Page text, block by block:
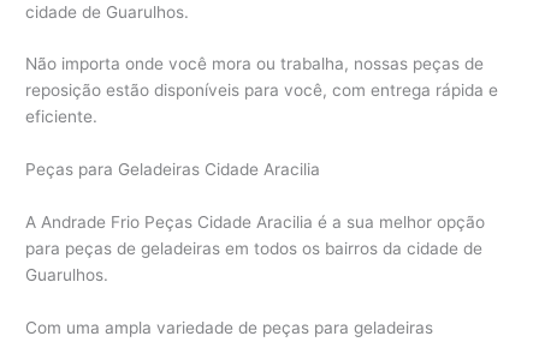
cidade de Guarulhos.
Não importa onde você mora ou trabalha, nossas peças de
reposição estão disponíveis para você, com entrega rápida e
eficiente.
Peças para Geladeiras Cidade Aracilia
A Andrade Frio Peças Cidade Aracilia é a sua melhor opção
para peças de geladeiras em todos os bairros da cidade de
Guarulhos.
Com uma ampla variedade de peças para geladeiras